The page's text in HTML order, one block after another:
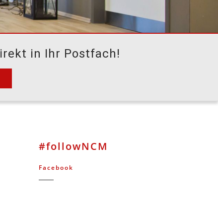
in Ihr Postfach!
#followNCM
Facebook